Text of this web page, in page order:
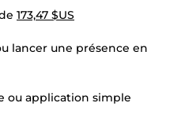
173,47 $US
lancer une présence en
ou application simple